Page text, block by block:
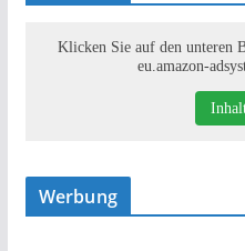
Klicken Sie auf den unteren
eu.amazon-
Werbung